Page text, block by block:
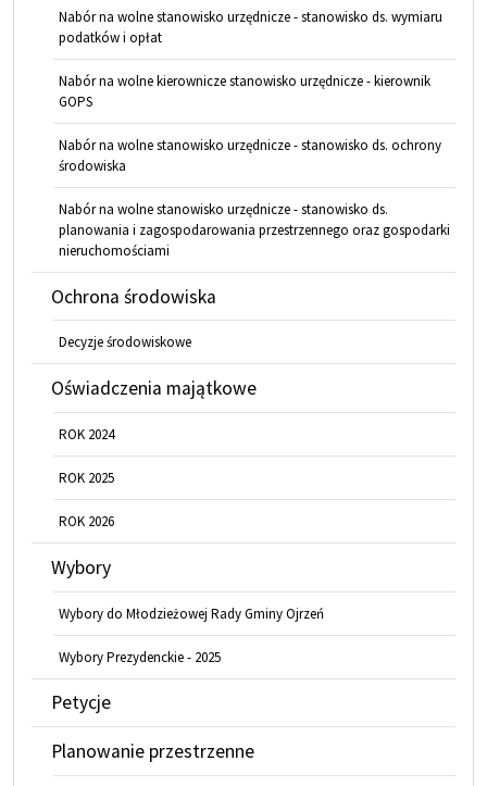
Nabór na wolne stanowisko urzędnicze - stanowisko ds. wymiaru
podatków i opłat
Nabór na wolne kierownicze stanowisko urzędnicze - kierownik
GOPS
Nabór na wolne stanowisko urzędnicze - stanowisko ds. ochrony
środowiska
Nabór na wolne stanowisko urzędnicze - stanowisko ds.
planowania i zagospodarowania przestrzennego oraz gospodarki
nieruchomościami
Ochrona środowiska
Decyzje środowiskowe
Oświadczenia majątkowe
ROK 2024
ROK 2025
ROK 2026
Wybory
Wybory do Młodzieżowej Rady Gminy Ojrzeń
Wybory Prezydenckie - 2025
Petycje
Planowanie przestrzenne